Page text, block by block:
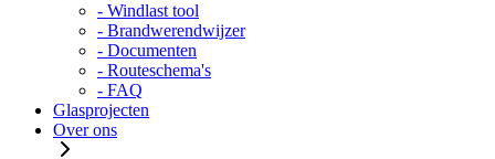
- Windlast tool
- Brandwerendwijzer
- Documenten
- Routeschema's
- FAQ
Glasprojecten
Over ons